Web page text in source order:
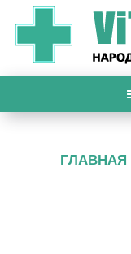
ГЛАВНАЯ